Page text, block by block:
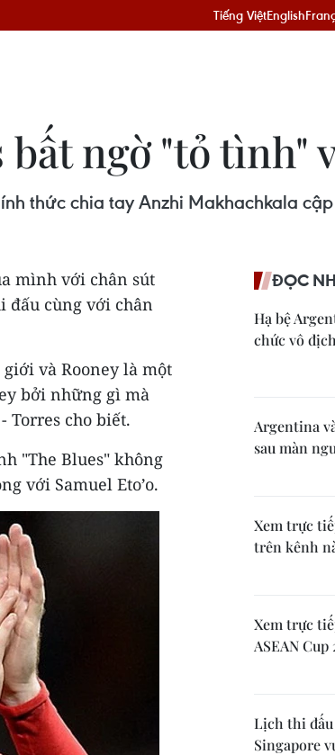
Tiếng ViệtEnglish
ngờ "tỏ tình"
thức chia tay Anzhi Makhachkala
mình với chân sút
đấu cùng với chân
và Rooney là một
bởi những gì mà
Torres cho biết.
"The Blues" không
với Samuel Eto’o.
ĐỌC
Hạ bệ
chức vô
Argentina
sau màn
Xem trực
trên kênh
Xem trực
ASEAN
Lịch thi đấu
Singapore